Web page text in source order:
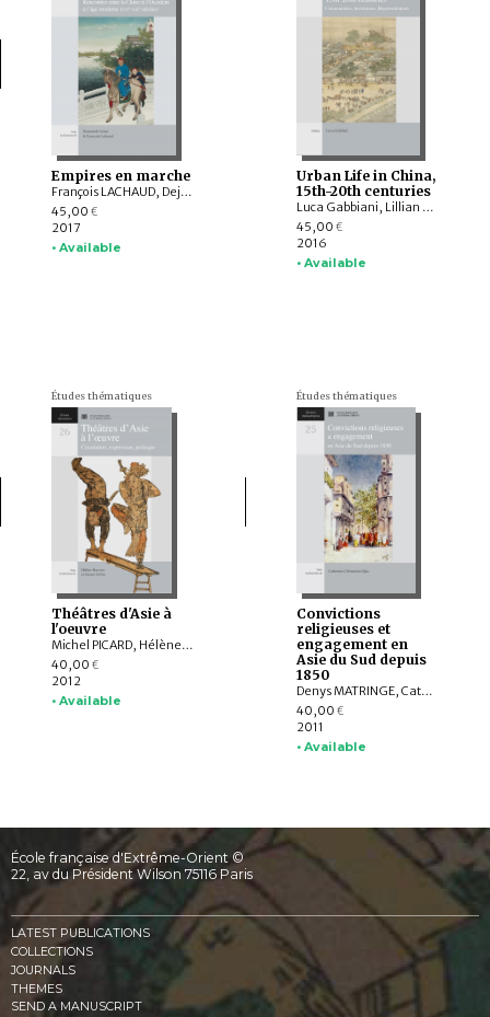
Empires en marche
François LACHAUD, Dejanirah COUTO
45,00 €
2017
• Available
Urban Life in China,
15th-20th centuries
Luca Gabbiani, Lillian M. Li, Jen-Shu Wu, Wai-yee Li, Lucie Olivová, Hui-Min Lai, JU Xi, Jerôme Bourgon, Xavier Paulès, Christian LAMOUROUX, Siyen Fei, Joanna Waley-Cohen
45,00 €
2016
• Available
Études thématiques
Théâtres d'Asie à
l'oeuvre
Michel PICARD, Hélène BOUVIER, Gérard TOFFIN , Marianne PASTY , Isabelle HENRION-DOURCY , Stéphanie KHOURY, Victoria M. CLARA VAN GROENENDAEL, NGUYÊN Tùng, Nelly KROWOLSKI, Catherine CAPDEVILLE-ZENG , Sabine TREBINJAC
40,00 €
2012
• Available
Études thématiques
Convictions
religieuses et
engagement en
Asie du Sud depuis
1850
Denys MATRINGE, Catherine CLÉMENTIN-OJHA, France BHATTACHARYA, Marc GABORIEAU, Margrit PERNAU, Raphaël VOIX, Pascal TOZZI
40,00 €
2011
• Available
École française d'Extrême-Orient ©
22, av du Président Wilson 75116 Paris
LATEST PUBLICATIONS
COLLECTIONS
JOURNALS
THEMES
SEND A MANUSCRIPT